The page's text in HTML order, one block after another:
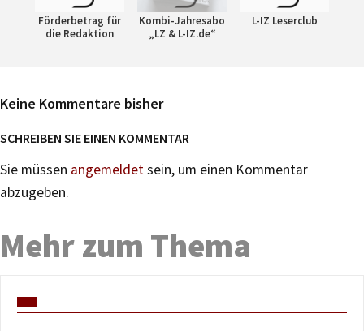
Förderbetrag für
die Redaktion
Kombi-Jahresabo
„LZ & L-IZ.de“
L-IZ Leserclub
Keine Kommentare bisher
SCHREIBEN SIE EINEN KOMMENTAR
Sie müssen angemeldetsein, um einen Kommentar
abzugeben.
Mehr zum Thema